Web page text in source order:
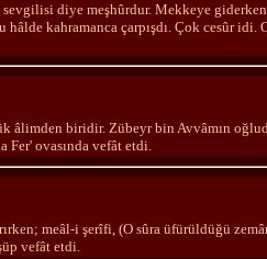
diye meşhûrdur. Mekkeye giderken
kahramanca çarpışdı. Çok cesûr idi.
biridir. Zübeyr bin Avvâmın
Fer' ovasında vefât etdi.
meâl-i şerîfi, (O sûra üfürüldüğü
vefât etdi.